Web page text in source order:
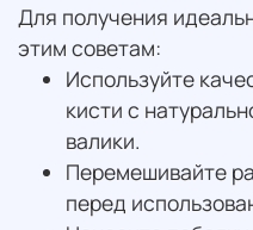
Для получения
этим советам:
Используйте
кисти с
валики.
Перемешивайте
перед